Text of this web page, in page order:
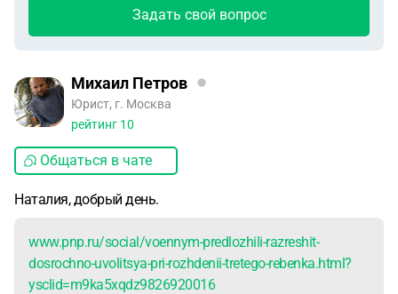
Задать свой вопрос
Михаил Петров
Юрист, г. Москва
рейтинг 10
Общаться в чате
Наталия, добрый день.
www.pnp.ru/social/voennym-predlozhili-razreshit-
dosrochno-uvolitsya-pri-rozhdenii-tretego-rebenka.html?
ysclid=m9ka5xqdz9826920016